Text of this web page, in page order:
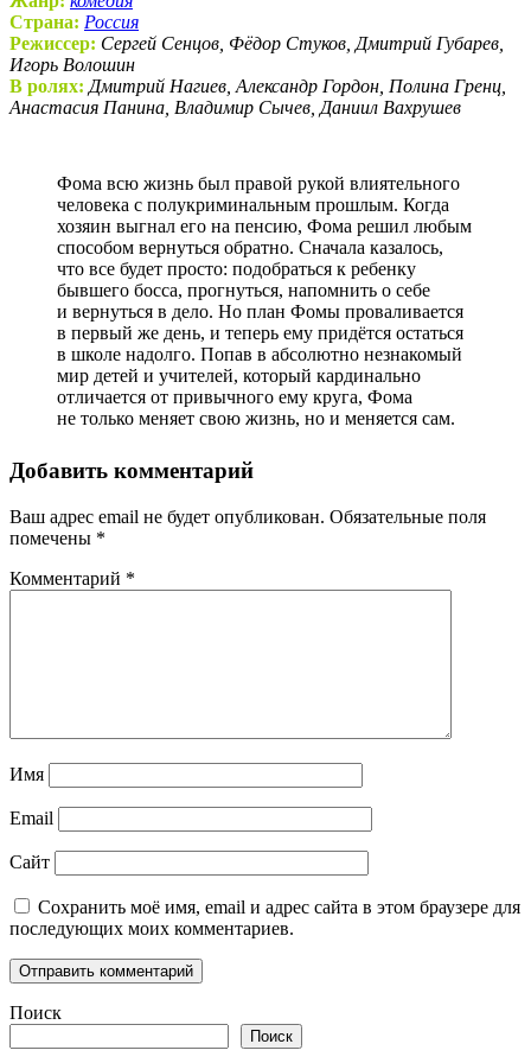
Страна: Россия
Режиссер: Сергей Сенцов, Фёдор Стуков, Дмитрий Губарев,
Игорь Волошин
В ролях: Дмитрий Нагиев, Александр Гордон, Полина Гренц,
Анастасия Панина, Владимир Сычев, Даниил Вахрушев
Фома всю жизнь был правой рукой влиятельного
человека с полукриминальным прошлым. Когда
хозяин выгнал его на пенсию, Фома решил любым
способом вернуться обратно. Сначала казалось,
что все будет просто: подобраться к ребенку
бывшего босса, прогнуться, напомнить о себе
и вернуться в дело. Но план Фомы проваливается
в первый же день, и теперь ему придётся остаться
в школе надолго. Попав в абсолютно незнакомый
мир детей и учителей, который кардинально
отличается от привычного ему круга, Фома
не только меняет свою жизнь, но и меняется сам.
Добавить комментарий
Ваш адрес email не будет опубликован. Обязательные поля
помечены *
Комментарий *
Имя
Email
Сайт
Сохранить моё имя, email и адрес сайта в этом браузере для
последующих моих комментариев.
Поиск
Поиск